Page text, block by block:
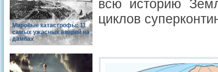
Мировые катастрофы: 11
самых ужасных аварий на
дамбах
всю историю
циклов